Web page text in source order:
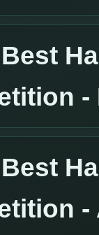
-
-